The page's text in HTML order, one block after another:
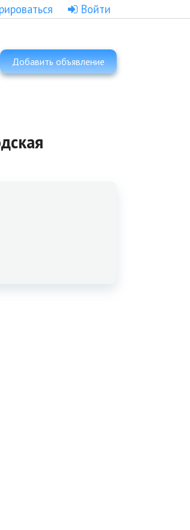
Войти
Добавить объявление